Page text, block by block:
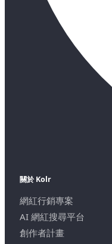
關於 Kolr
網紅行銷專案
AI 網紅搜尋平台
創作者計畫